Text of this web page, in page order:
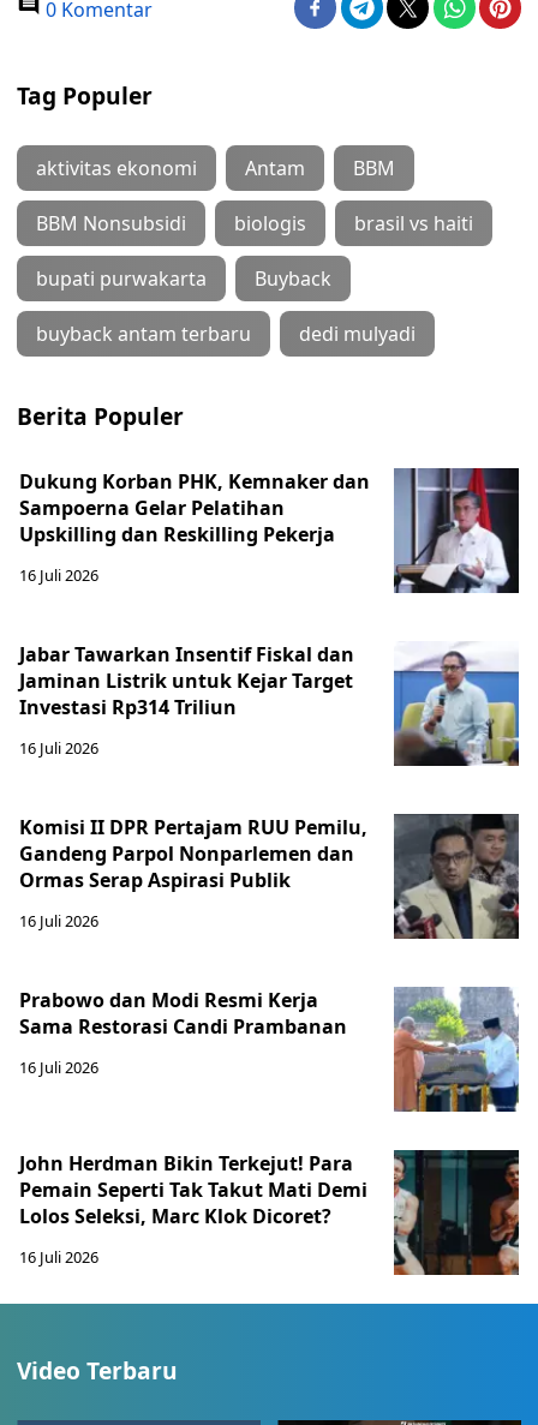
0 Komentar
Tag Populer
aktivitas ekonomi Antam BBM
BBM Nonsubsidi biologis brasil vs haiti
bupati purwakarta Buyback
buyback antam terbaru dedi mulyadi
Berita Populer
Dukung Korban PHK, Kemnaker dan
Sampoerna Gelar Pelatihan
Upskilling dan Reskilling Pekerja
16 Juli 2026
Jabar Tawarkan Insentif Fiskal dan
Jaminan Listrik untuk Kejar Target
Investasi Rp314 Triliun
16 Juli 2026
Komisi II DPR Pertajam RUU Pemilu,
Gandeng Parpol Nonparlemen dan
Ormas Serap Aspirasi Publik
16 Juli 2026
Prabowo dan Modi Resmi Kerja
Sama Restorasi Candi Prambanan
16 Juli 2026
John Herdman Bikin Terkejut! Para
Pemain Seperti Tak Takut Mati Demi
Lolos Seleksi, Marc Klok Dicoret?
16 Juli 2026
Video Terbaru